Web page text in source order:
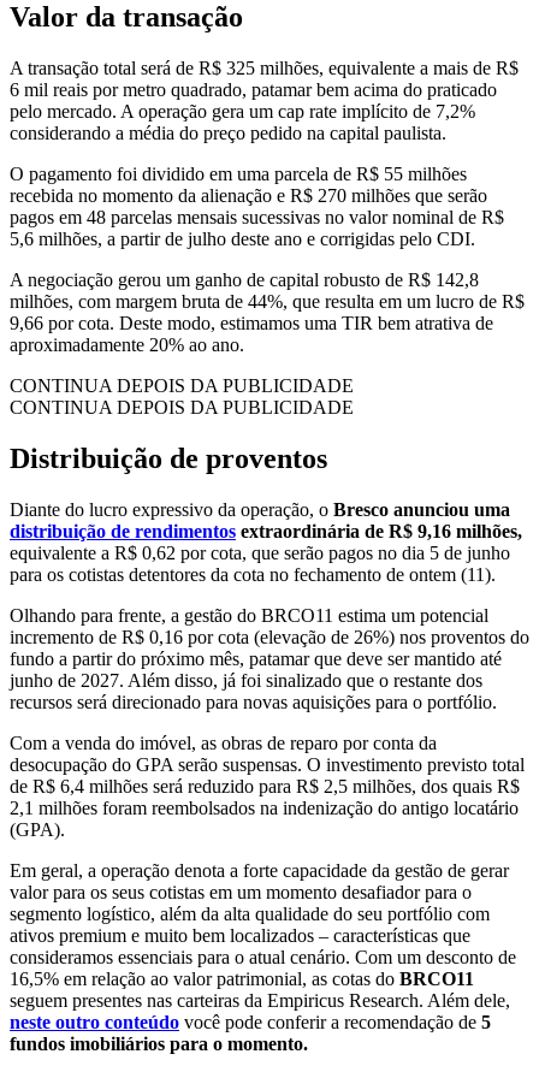
Valor da transação
A transação total será de R$ 325 milhões, equivalente a mais de R$
6 mil reais por metro quadrado, patamar bem acima do praticado
pelo mercado. A operação gera um cap rate implícito de 7,2%
considerando a média do preço pedido na capital paulista.
O pagamento foi dividido em uma parcela de R$ 55 milhões
recebida no momento da alienação e R$ 270 milhões que serão
pagos em 48 parcelas mensais sucessivas no valor nominal de R$
5,6 milhões, a partir de julho deste ano e corrigidas pelo CDI.
A negociação gerou um ganho de capital robusto de R$ 142,8
milhões, com margem bruta de 44%, que resulta em um lucro de R$
9,66 por cota. Deste modo, estimamos uma TIR bem atrativa de
aproximadamente 20% ao ano.
CONTINUA DEPOIS DA PUBLICIDADE
CONTINUA DEPOIS DA PUBLICIDADE
Distribuição de proventos
Diante do lucro expressivo da operação, o Bresco anunciou uma
distribuição de rendimentos extraordinária de R$ 9,16 milhões,
equivalente a R$ 0,62 por cota, que serão pagos no dia 5 de junho
para os cotistas detentores da cota no fechamento de ontem (11).
Olhando para frente, a gestão do BRCO11 estima um potencial
incremento de R$ 0,16 por cota (elevação de 26%) nos proventos do
fundo a partir do próximo mês, patamar que deve ser mantido até
junho de 2027. Além disso, já foi sinalizado que o restante dos
recursos será direcionado para novas aquisições para o portfólio.
Com a venda do imóvel, as obras de reparo por conta da
desocupação do GPA serão suspensas. O investimento previsto total
de R$ 6,4 milhões será reduzido para R$ 2,5 milhões, dos quais R$
2,1 milhões foram reembolsados na indenização do antigo locatário
(GPA).
Em geral, a operação denota a forte capacidade da gestão de gerar
valor para os seus cotistas em um momento desafiador para o
segmento logístico, além da alta qualidade do seu portfólio com
ativos premium e muito bem localizados – características que
consideramos essenciais para o atual cenário. Com um desconto de
16,5% em relação ao valor patrimonial, as cotas do BRCO11
seguem presentes nas carteiras da Empiricus Research. Além dele,
neste outro conteúdo você pode conferir a recomendação de 5
fundos imobiliários para o momento.